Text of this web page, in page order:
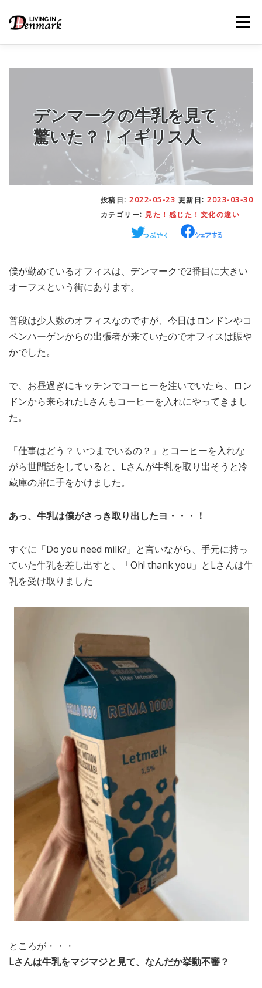
メニュー
FOOD
STUDY– 留学関連情報
WORK– デンマークの働き方
– 日本人の考察
MEDIA– メディア掲載 TRAVEL– 旅行
EVERYDAY– 日常ブログ
デンマークの牛乳を見て
驚いた？！イギリス人
投稿日: 2022-05-23 更新日: 2023-03-30
カテゴリー: 見た！感じた！文化の違い
僕が勤めているオフィスは、デンマークで2番目に大きい
オーフスという街にあります。
普段は少人数のオフィスなのですが、今日はロンドンやコ
ペンハーゲンからの出張者が来ていたのでオフィスは賑や
かでした。
で、お昼過ぎにキッチンでコーヒーを注いでいたら、ロン
ドンから来られたLさんもコーヒーを入れにやってきまし
た。
「仕事はどう？ いつまでいるの？」とコーヒーを入れな
がら世間話をしていると、Lさんが牛乳を取り出そうと冷
蔵庫の扉に手をかけました。
あっ、牛乳は僕がさっき取り出したヨ・・・！
すぐに「Do you need milk?」と言いながら、手元に持っ
ていた牛乳を差し出すと、「Oh! thank you」とLさんは牛
乳を受け取りました
ところが・・・
Lさんは牛乳をマジマジと見て、なんだか挙動不審？